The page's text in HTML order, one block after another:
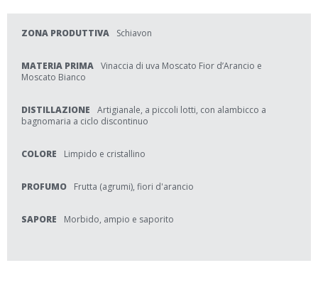
ZONA PRODUTTIVA Schiavon
MATERIA PRIMA Vinaccia di uva Moscato Fior d’Arancio e
Moscato Bianco
DISTILLAZIONE
Artigianale, a piccoli lotti, con alambicco a
bagnomaria a ciclo discontinuo
COLORE Limpido e cristallino
PROFUMO Frutta (agrumi), fiori d'arancio
SAPORE Morbido, ampio e saporito